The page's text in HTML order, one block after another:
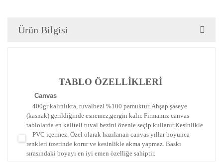
Ürün Bilgisi
TABLO ÖZELLİKLERİ
Canvas
400gr kalınlıkta, tuvalbezi %100 pamuktur. Ahşap şaseye
(kasnak) gerildiğinde esnemez,gergin kalır. Firmamız canvas
tablolarda en kaliteli tuval bezini özenle seçip kullanır.Kesinlikle
PVC içermez. Özel olarak hazılanan canvas yıllar boyunca
renkleri üzerinde korur ve kesinlikle akma yapmaz. Baskı
sırasındaki boyayı en iyi emen özelliğe sahiptir.